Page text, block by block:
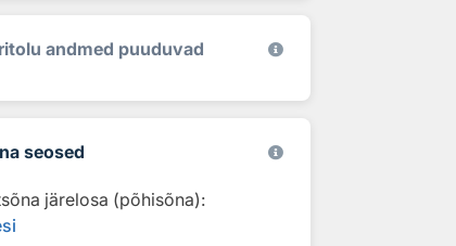
andmed puuduvad
seosed
järelosa (põhisõna):